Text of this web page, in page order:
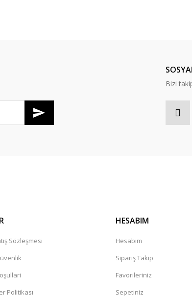
Bizi
Sözleşmesi
Politikası
HESABIM
Hesabım
Sipariş Takip
Favorileriniz
Sepetiniz